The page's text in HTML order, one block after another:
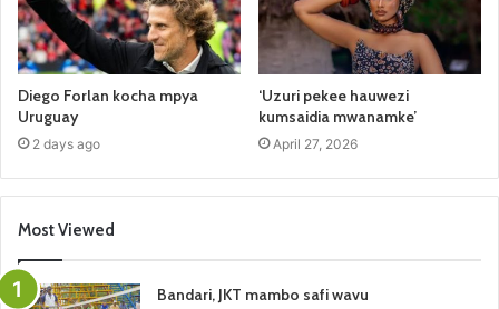
Diego Forlan kocha mpya
Uruguay
2 days ago
‘Uzuri pekee hauwezi
kumsaidia mwanamke’
April 27, 2026
Most Viewed
Bandari, JKT mambo safi wavu